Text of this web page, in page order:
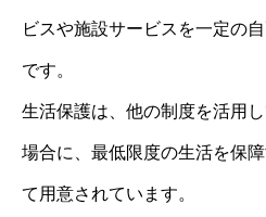
ビスや施設サービスを一定の
です。
生活保護は、他の制度を活用
場合に、最低限度の生活を保
て用意されています。